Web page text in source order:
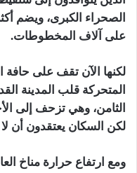
الصحراء الكبرى، ويضم
على آلاف المخطوطات.
لكنها الآن تقف على
المتحركة قلب المدينة
الثامن، وهي تزحف إلى
لكن السكان يعتقدون أن
ومع ارتفاع حرارة مناخ